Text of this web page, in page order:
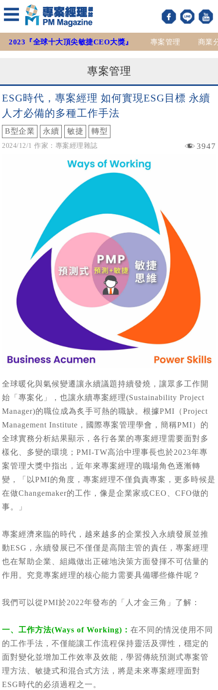
2023『全球十大頂尖敏捷CEO大獎』 專案管理 商業
專案管理
ESG時代，專案經理 如何實現ESG目標 永續
人才必備的多種工作手法
B型企業 永續 敏捷 轉型
2024/12/1 作家：專案經理雜誌 3947
全球暖化與氣候變遷讓永續議題持續發燒，讓眾多工作開
始「專案化」，也讓永續專案經理(Sustainability Project
Manager)的職位成為炙手可熱的職缺。根據PMI（Project
Management Institute，國際專案管理學會，簡稱PMI）的
全球實務分析結果顯示，各行各業的專案經理需要面對多
樣化、多變的環境；PMI-TW高治中理事長也於2023年專
案管理大獎中指出，近年來專案經理的職場角色逐漸轉
變，「以PMI的角度，專案經理不僅負責專案，更多時候是
在做Changemaker的工作，像是企業家或CEO、CFO做的
事。」
專案經濟來臨的時代，越來越多的企業投入永續發展並推
動ESG，永續發展已不僅僅是高階主管的責任，專案經理
也在幫助企業、組織做出正確地決策方面發揮不可估量的
作用。究竟專案經理的核心能力需要具備哪些條件呢？
我們可以從PMI於2022年發布的「人才金三角」了解：
一、工作方法(Ways of Working)：在不同的情況使用不同
的工作手法，不僅能讓工作流程保持靈活及彈性，穩定的
面對變化並增加工作效率及效能，學習傳統預測式專案管
理方法、敏捷式和混合式方法，將是未來專案經理面對
ESG時代的必須過程之一。